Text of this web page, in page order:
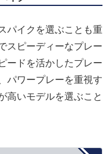
パイクを選ぶことも重
スピーディーなプレー
ードを活かしたプレー
パワープレーを重視す
高いモデルを選ぶこと